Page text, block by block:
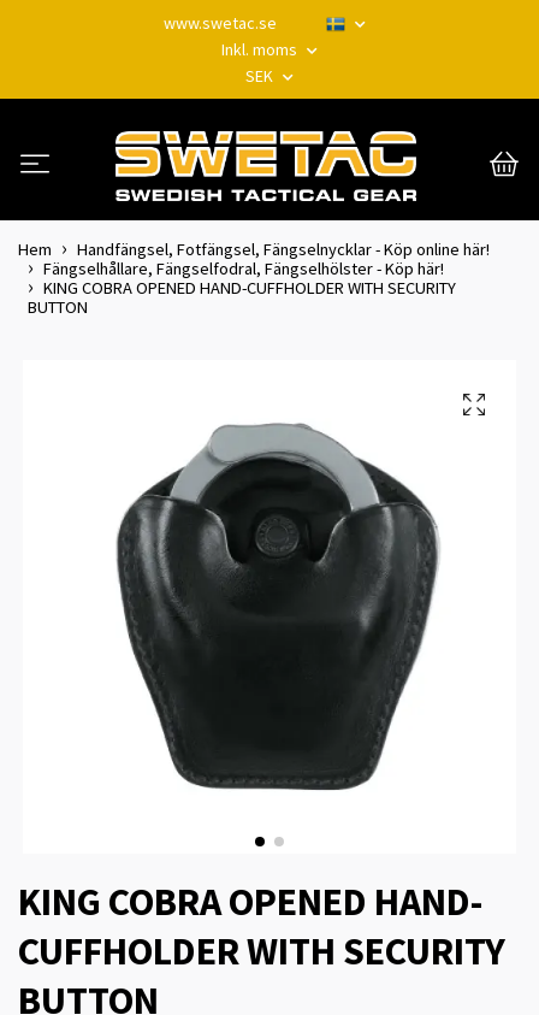
www.swetac.se
Inkl. moms
SEK
Hem
Handfängsel, Fotfängsel, Fängselnycklar - Köp online här!
Fängselhållare, Fängselfodral, Fängselhölster - Köp här!
KING COBRA OPENED HAND-CUFFHOLDER WITH SECURITY
BUTTON
KING COBRA OPENED HAND-
CUFFHOLDER WITH SECURITY
BUTTON